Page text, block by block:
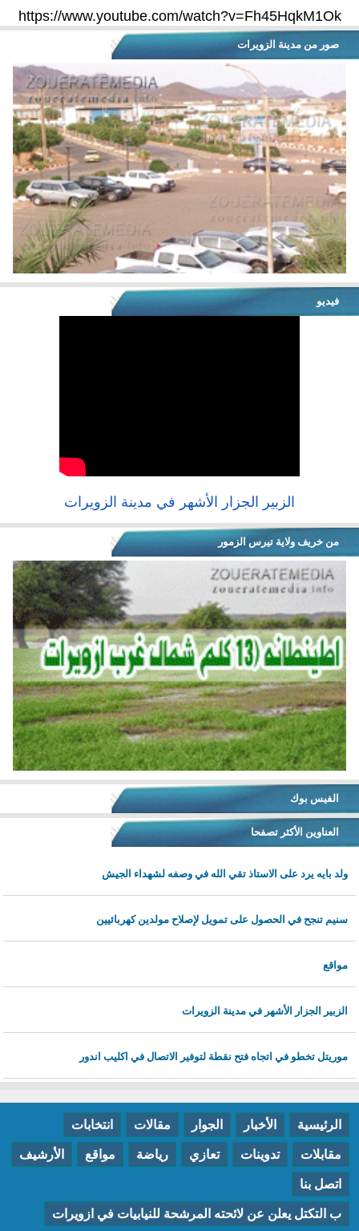
https://www.youtube.com/watch?v=Fh45HqkM1Ok
صور من مدينة الزويرات
فيديو
الزبير الجزار الأشهر في مدينة الزويرات
من خريف ولاية تيرس الزمور
الفيس بوك
العناوين الأكثر تصفحا
ولد بايه يرد على الاستاذ تقي الله في وصفه لشهداء الجيش
سنيم تنجح في الحصول على تمويل لإصلاح مولدين كهربائيين
مواقع
الزبير الجزار الأشهر في مدينة الزويرات
موريتل تخطو في اتجاه فتح نقطة لتوفير الاتصال في اكليب اندور
الرئيسية الأخبار الجوار مقالات انتخابات
مقابلات تدوينات تعازي رياضة مواقع الأرشيف
اتصل بنا
ب التكتل يعلن عن لائحته المرشحة للنيابيات في ازويرات